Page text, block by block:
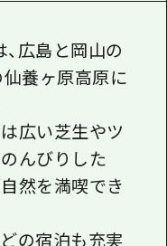
ド
広島と岡山の
養ヶ原高原に
広い芝生やツ
んびりした
然を満喫でき
の宿泊も充実